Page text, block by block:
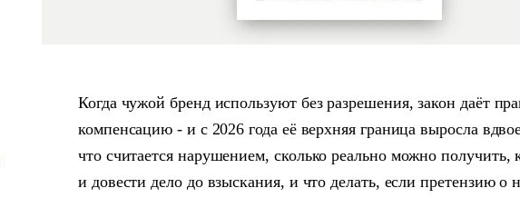
Когда чужой бренд используют без разрешения, закон даёт
компенсацию - и с 2026 года её верхняя граница выросла
что считается нарушением, сколько реально можно получить,
и довести дело до взыскания, и что делать, если претензию